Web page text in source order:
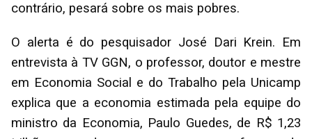
contrário, pesará sobre os mais pobres.
O alerta é do pesquisador José Dari Krein. Em
entrevista à TV GGN, o professor, doutor e mestre
em Economia Social e do Trabalho pela Unicamp
explica que a economia estimada pela equipe do
ministro da Economia, Paulo Guedes, de R$ 1,23